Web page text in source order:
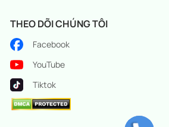
THEO DÕI CHÚNG TÔI
Facebook
YouTube
Tiktok